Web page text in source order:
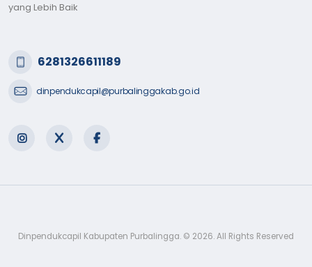
yang Lebih Baik
6281326611189
dinpendukcapil@purbalinggakab.go.id
Dinpendukcapil Kabupaten Purbalingga. © 2026. All Rights Reserved